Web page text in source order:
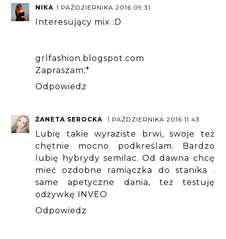
NIKA 1 PAŹDZIERNIKA 2016 09:31
Interesujący mix :D
grlfashion.blogspot.com
Zapraszam;*
Odpowiedz
ŻANETA SEROCKA 1 PAŹDZIERNIKA 2016 11:43
Lubię takie wyraziste brwi, swoje też
chętnie mocno podkreślam. Bardzo
lubię hybrydy semilac. Od dawna chcę
mieć ozdobne ramiączka do stanika .
same apetyczne dania, też testuję
odżywkę INVEO
Odpowiedz